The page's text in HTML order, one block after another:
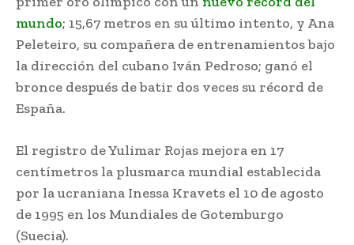
mundo; 15,67 metros en su último intento, y Ana
Peleteiro, su compañera de entrenamientos bajo
la dirección del cubano Iván Pedroso; ganó el
bronce después de batir dos veces su récord de
España.
El registro de Yulimar Rojas mejora en 17
centímetros la plusmarca mundial establecida
por la ucraniana Inessa Kravets el 10 de agosto
de 1995 en los Mundiales de Gotemburgo
(Suecia).